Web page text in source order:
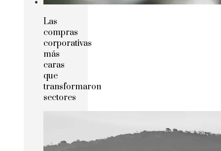
Las
compras
corporativas
más
caras
que
transformaron
sectores